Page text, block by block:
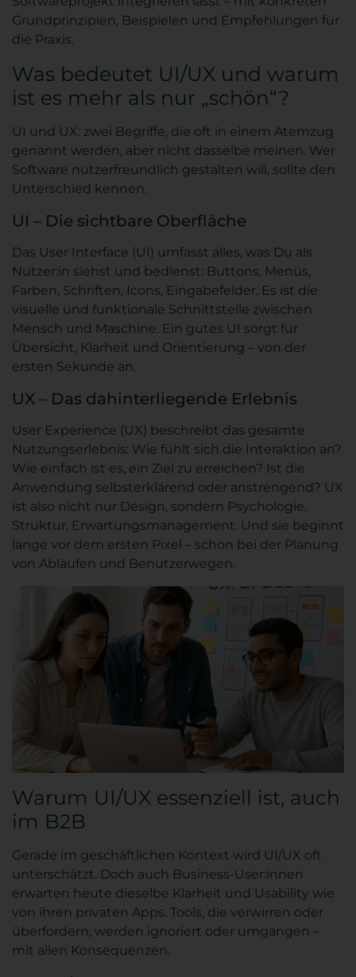
Grundprinzipien, Beispielen und Empfehlungen für
die Praxis.
Was bedeutet UI/UX und warum
ist es mehr als nur „schön“?
UI und UX: zwei Begriffe, die oft in einem Atemzug
genannt werden, aber nicht dasselbe meinen. Wer
Software nutzerfreundlich gestalten will, sollte den
Unterschied kennen.
UI – Die sichtbare Oberfläche
Das User Interface (UI) umfasst alles, was Du als
Nutzer:in siehst und bedienst: Buttons, Menüs,
Farben, Schriften, Icons, Eingabefelder. Es ist die
visuelle und funktionale Schnittstelle zwischen
Mensch und Maschine. Ein gutes UI sorgt für
Übersicht, Klarheit und Orientierung – von der
ersten Sekunde an.
UX – Das dahinterliegende Erlebnis
User Experience (UX) beschreibt das gesamte
Nutzungserlebnis: Wie fühlt sich die Interaktion an?
Wie einfach ist es, ein Ziel zu erreichen? Ist die
Anwendung selbsterklärend oder anstrengend? UX
ist also nicht nur Design, sondern Psychologie,
Struktur, Erwartungsmanagement. Und sie beginnt
lange vor dem ersten Pixel – schon bei der Planung
von Abläufen und Benutzerwegen.
Warum UI/UX essenziell ist, auch
im B2B
Gerade im geschäftlichen Kontext wird UI/UX oft
unterschätzt. Doch auch Business-User:innen
erwarten heute dieselbe Klarheit und Usability wie
von ihren privaten Apps. Tools, die verwirren oder
überfordern, werden ignoriert oder umgangen –
mit allen Konsequenzen.